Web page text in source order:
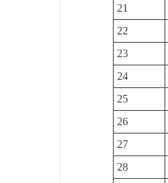
21
22
23
24
25
26
27
28